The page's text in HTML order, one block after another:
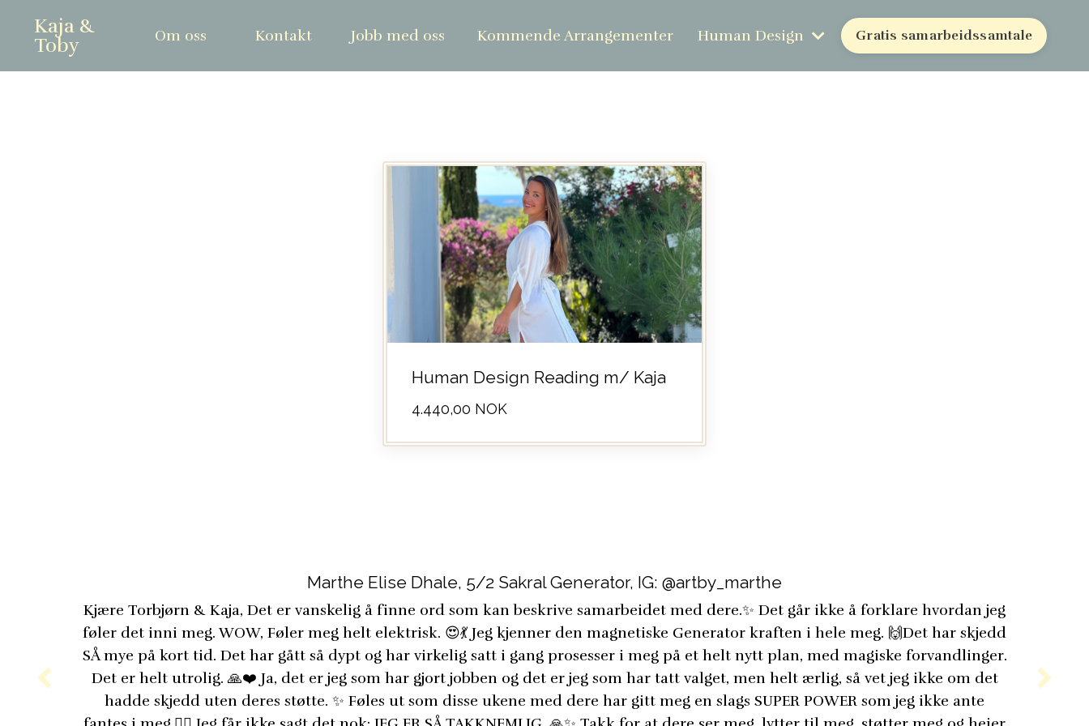
Kaja &
Toby
Om oss Kontakt Jobb med oss Kommende Arrangementer Human Design Gratis samarbeidssamtale
Human Design Reading m/ Kaja
4.440,00 NOK
Marthe Elise Dhale, 5/2 Sakral Generator, IG: @artby_marthe
Kjære Torbjørn & Kaja, Det er vanskelig å finne ord som kan beskrive samarbeidet med dere.✨ Det går ikke å forklare hvordan jeg
føler det inni meg. WOW, Føler meg helt elektrisk. 😍💃 Jeg kjenner den magnetiske Generator kraften i hele meg. 🙌Det har skjedd
SÅ mye på kort tid. Det har gått så dypt og har virkelig satt i gang prosesser i meg på et helt nytt plan, med magiske forvandlinger.
Det er helt utrolig. 🙏❤️ Ja, det er jeg som har gjort jobben og det er jeg som har tatt valget, men helt ærlig, så vet jeg ikke om det
hadde skjedd uten deres støtte. ✨ Føles ut som disse ukene med dere har gitt meg en slags SUPER POWER som jeg ikke ante